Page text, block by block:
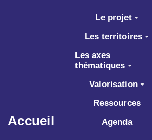
Aller au contenu principal
Accueil
Le projet
Les territoires
Les axes
thématiques
Valorisation
Ressources
Agenda